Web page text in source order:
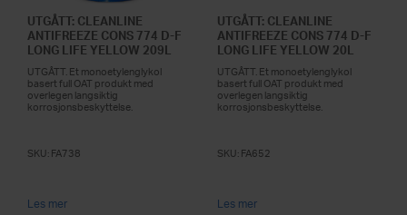
UTGÅTT: CLEANLINE
ANTIFREEZE CONS 774 D-F
LONG LIFE YELLOW 209L
UTGÅTT. Et monoetylenglykol
basert full OAT produkt med
overlegen langsiktig
korrosjonsbeskyttelse.
SKU: FA738
Les mer
UTGÅTT: CLEANLINE
ANTIFREEZE CONS 774 D-F
LONG LIFE YELLOW 20L
UTGÅTT. Et monoetylenglykol
basert full OAT produkt med
overlegen langsiktig
korrosjonsbeskyttelse.
SKU: FA652
Les mer